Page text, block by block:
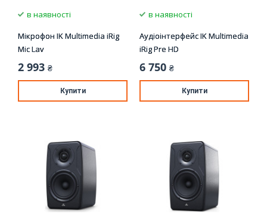
в наявності
Мікрофон IK Multimedia iRig
Mic Lav
2 993 ₴
Купити
в наявності
Аудіоінтерфейс IK Multimedia
iRig Pre HD
6 750 ₴
Купити